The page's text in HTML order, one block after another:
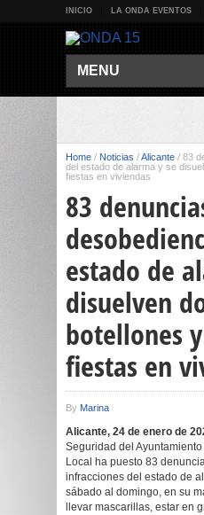
INICIO LA ONDA EVENTOS
MENU
Home / Noticias /Alicante / 83
del estado de alarma y se
fiestas en viviendas
83
estado de
disuelven
botellones
fiestas en
By Marina
Alicante, 24 de enero de
Seguridad del
Local ha puesto 83
infracciones del estado de
sábado al domingo, en su
llevar mascarillas, estar en